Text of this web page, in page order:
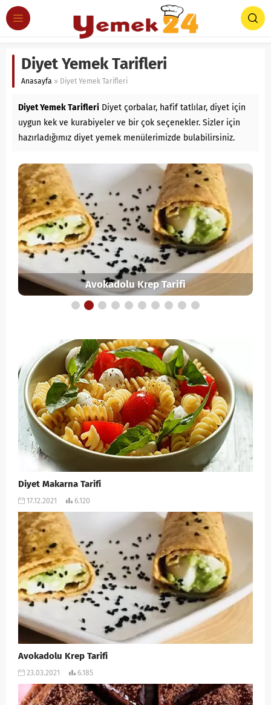
Diyet Yemek Tarifleri
Anasayfa » Diyet Yemek Tarifleri
Diyet Yemek Tarifleri Diyet çorbalar, hafif tatlılar, diyet için
uygun kek ve kurabiyeler ve bir çok seçenekler. Sizler için
hazırladığımız diyet yemek menülerimizde bulabilirsiniz.
Avokadolu Krep Tarifi
Diyet Makarna Tarifi
17.12.2021 6.120
Avokadolu Krep Tarifi
23.03.2021 6.185